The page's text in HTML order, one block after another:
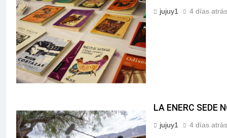
jujuy1 4 días atrás
LA ENERC SEDE
jujuy1 4 días atrás